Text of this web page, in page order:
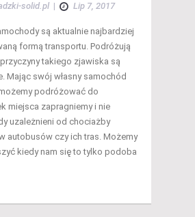
solid.pl | Lip 7, 2017
są aktualnie najbardziej
formą transportu. Podróżują
takiego zjawiska są
Mając swój własny samochód
podróżować do
miejsca zapragniemy i nie
uzależnieni od chociażby
autobusów czy ich tras. Możemy
kiedy nam się to tylko podoba